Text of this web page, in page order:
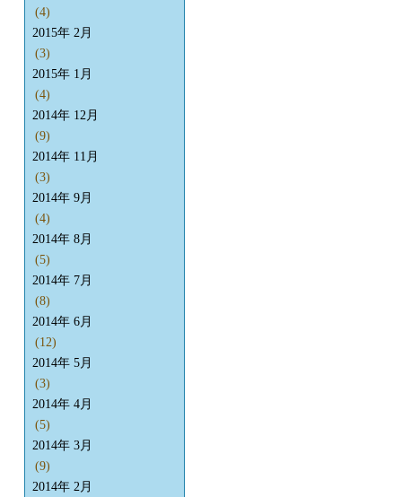
(4)
2015年 2月
(3)
2015年 1月
(4)
2014年 12月
(9)
2014年 11月
(3)
2014年 9月
(4)
2014年 8月
(5)
2014年 7月
(8)
2014年 6月
(12)
2014年 5月
(3)
2014年 4月
(5)
2014年 3月
(9)
2014年 2月